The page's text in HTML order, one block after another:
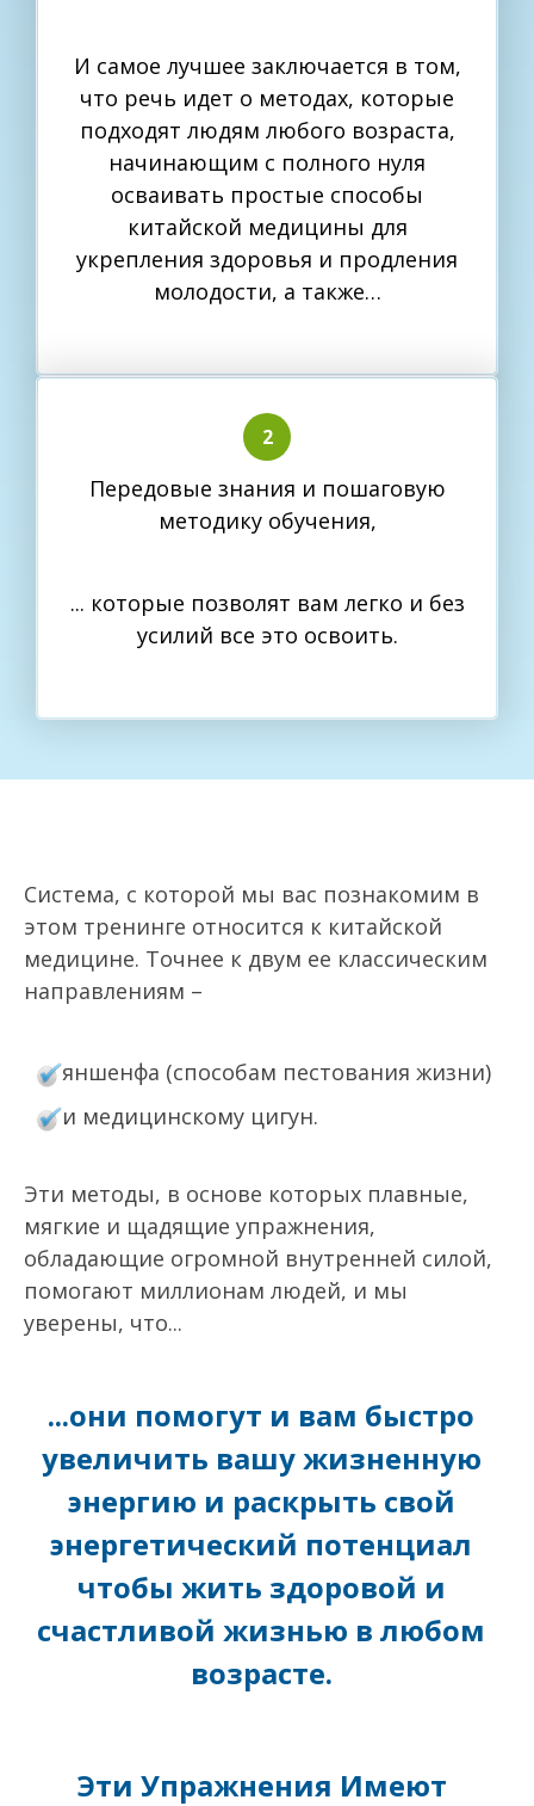
И самое лучшее заключается в том,
что речь идет о методах, которые
подходят людям любого возраста,
начинающим с полного нуля
осваивать простые способы
китайской медицины для
укрепления здоровья и продления
молодости, а также…
Передовые знания и пошаговую
методику обучения,
... которые позволят вам легко и без
усилий все это освоить.
Система, с которой мы вас познакомим в
этом тренинге относится к китайской
медицине. Точнее к двум ее классическим
направлениям –
яншенфа (способам пестования жизни)
и медицинскому цигун.
Эти методы, в основе которых плавные,
мягкие и щадящие упражнения,
обладающие огромной внутренней силой,
помогают миллионам людей, и мы
уверены, что...
...они помогут и вам быстро
увеличить вашу жизненную
энергию и раскрыть свой
энергетический потенциал
чтобы жить здоровой и
счастливой жизнью в любом
возрасте.
Эти Упражнения Имеют